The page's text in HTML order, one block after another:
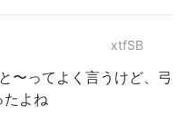
xtfSB
〜ってよく言うけど、弓
たよね